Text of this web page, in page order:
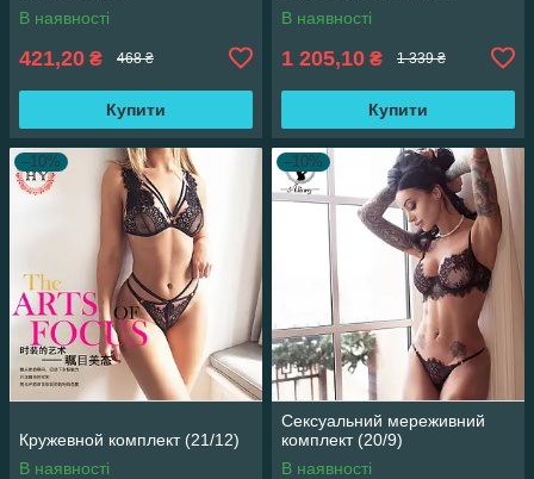
В наявності
421,20 ₴ 468 ₴
Купити
В наявності
1 205,10 ₴ 1 339 ₴
Купити
–10%
Кружевной комплект (21/12)
В наявності
–10%
Сексуальний мереживний
комплект (20/9)
В наявності